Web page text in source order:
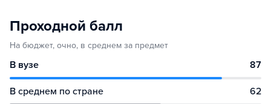
Проходной балл
На бюджет, очно, в среднем за предмет
В вузе 87
В среднем по стране 62